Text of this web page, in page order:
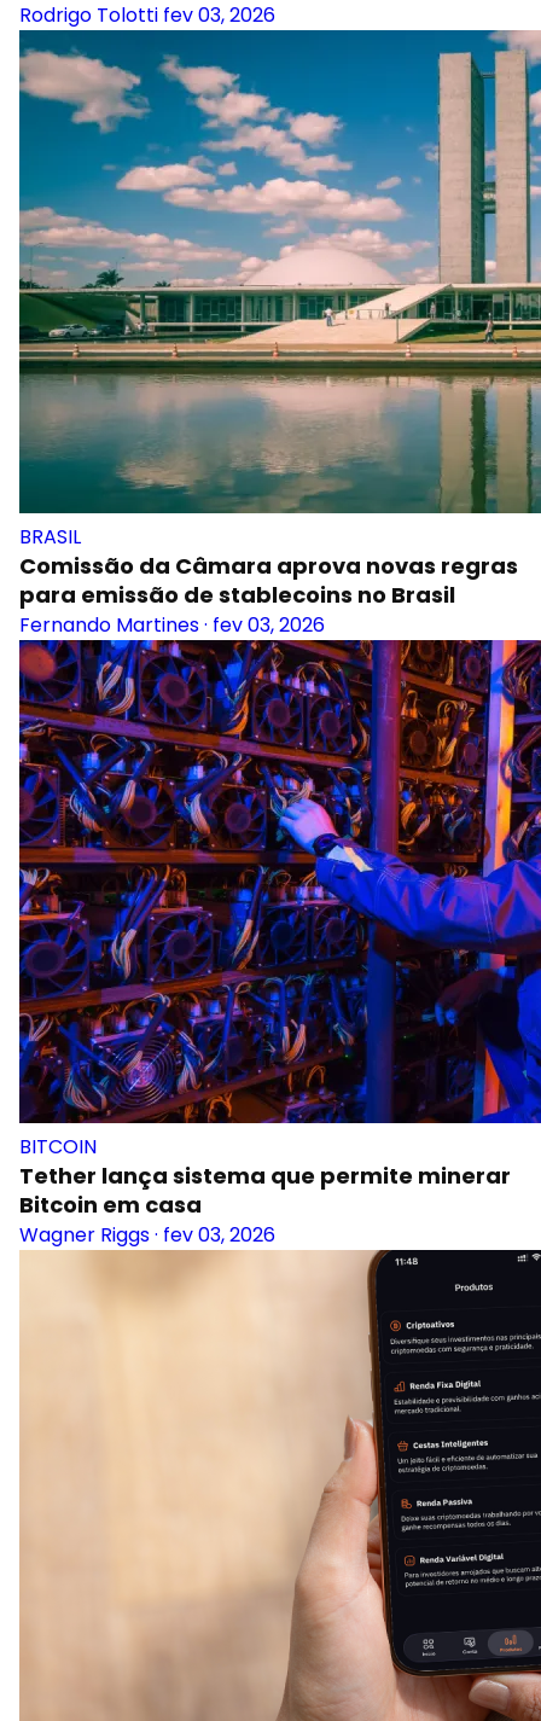
Rodrigo Tolotti fev 03, 2026
BRASIL
Comissão da Câmara aprova novas regras
para emissão de stablecoins no Brasil
Fernando Martines· fev 03, 2026
BITCOIN
Tether lança sistema que permite minerar
Bitcoin em casa
Wagner Riggs· fev 03, 2026